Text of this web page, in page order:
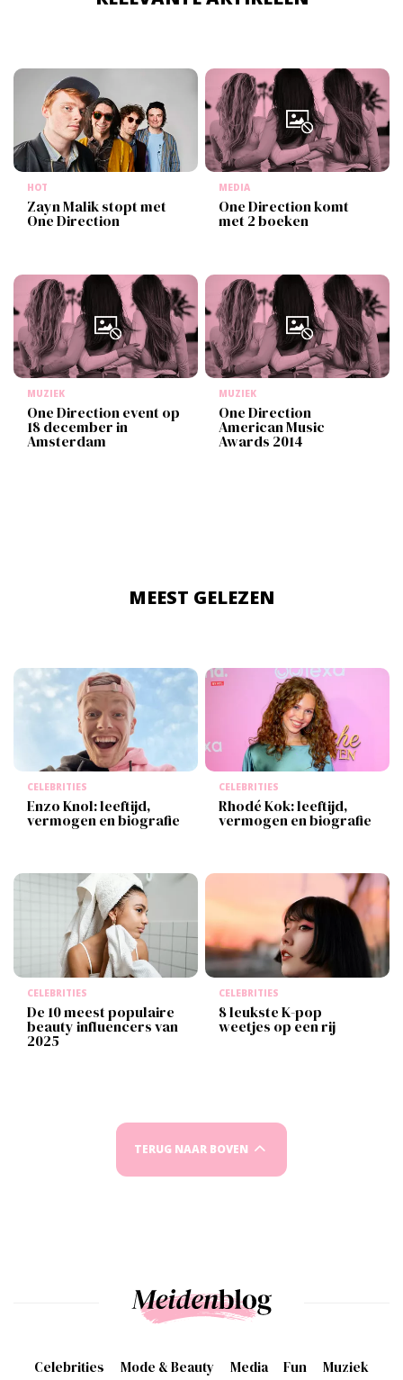
HOT
Zayn Malik stopt met
One Direction
MEDIA
One Direction komt
met 2 boeken
MUZIEK
One Direction event op
18 december in
Amsterdam
MUZIEK
One Direction
American Music
Awards 2014
MEEST GELEZEN
CELEBRITIES
Enzo Knol: leeftijd,
vermogen en biografie
CELEBRITIES
Rhodé Kok: leeftijd,
vermogen en biografie
CELEBRITIES
De 10 meest populaire
beauty influencers van
2025
CELEBRITIES
8 leukste K-pop
weetjes op een rij
TERUG NAAR BOVEN
Celebrities Mode & Beauty Media Fun Muziek